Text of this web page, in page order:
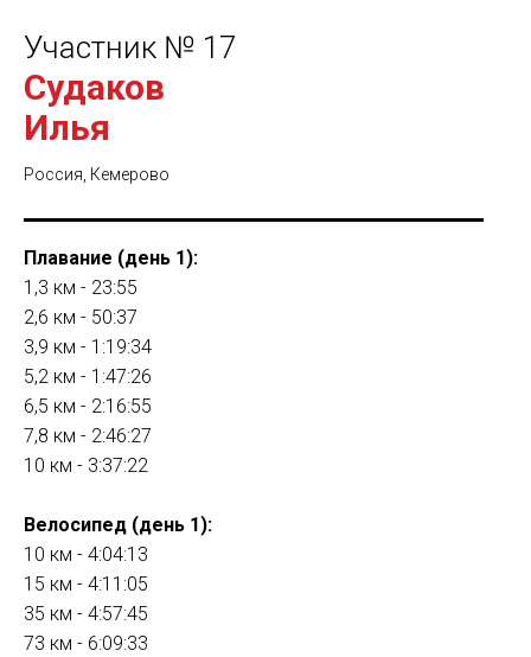
Участник № 17
Судаков
Илья
Россия, Кемерово
Плавание (день 1):
1,3 км - 23:55
2,6 км - 50:37
3,9 км - 1:19:34
5,2 км - 1:47:26
6,5 км - 2:16:55
7,8 км - 2:46:27
10 км - 3:37:22
Велосипед (день 1):
10 км - 4:04:13
15 км - 4:11:05
35 км - 4:57:45
73 км - 6:09:33